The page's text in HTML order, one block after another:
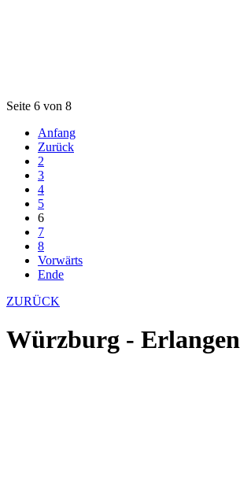
Seite 6 von 8
Anfang
Zurück
2
3
4
5
6
7
8
Vorwärts
Ende
ZURÜCK
Würzburg - Erlangen